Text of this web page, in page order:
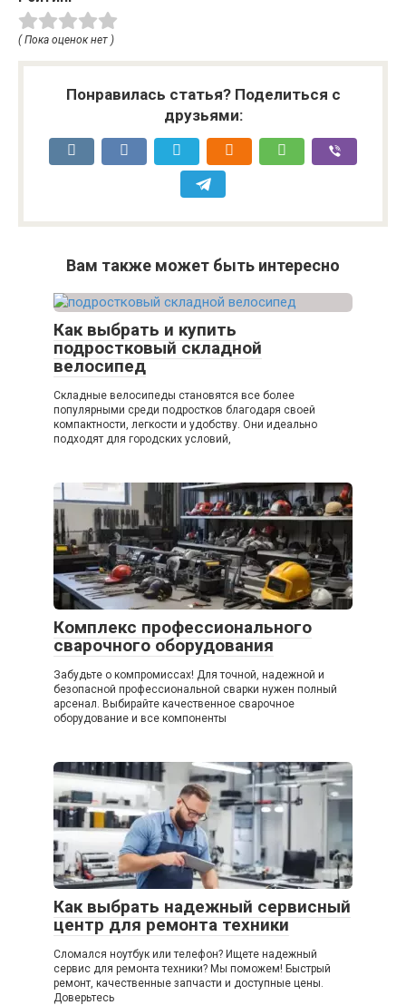
( Пока оценок нет )
Понравилась статья? Поделиться с
друзьями:
Вам также может быть интересно
Как выбрать и купить
подростковый складной
велосипед
Складные велосипеды становятся все более
популярными среди подростков благодаря своей
компактности, легкости и удобству. Они идеально
подходят для городских условий,
Комплекс профессионального
сварочного оборудования
Забудьте о компромиссах! Для точной, надежной и
безопасной профессиональной сварки нужен полный
арсенал. Выбирайте качественное сварочное
оборудование и все компоненты
Как выбрать надежный сервисный
центр для ремонта техники
Сломался ноутбук или телефон? Ищете надежный
сервис для ремонта техники? Мы поможем! Быстрый
ремонт, качественные запчасти и доступные цены.
Доверьтесь